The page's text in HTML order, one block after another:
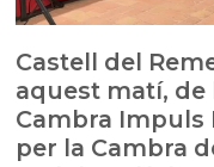
Castell del
aquest matí,
Cambra Impuls
per la Cambra